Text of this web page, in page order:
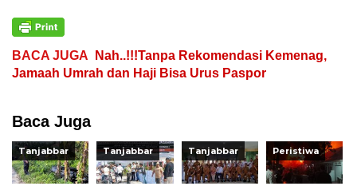
BACA JUGA
Nah..!!!Tanpa Rekomendasi Kemenag,
Jamaah Umrah dan Haji Bisa Urus Paspor
Baca Juga
Tanjabbar Tanjabbar Tanjabbar Peristiwa